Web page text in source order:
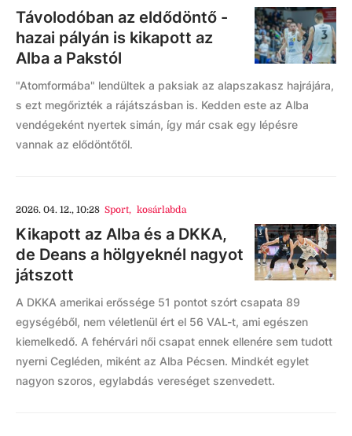
Távolodóban az eldődöntő -
hazai pályán is kikapott az
Alba a Pakstól
"Atomformába" lendültek a paksiak az alapszakasz hajrájára,
s ezt megőrizték a rájátszásban is. Kedden este az Alba
vendégeként nyertek simán, így már csak egy lépésre
vannak az elődöntőtől.
2026. 04. 12., 10:28 Sport, kosárlabda
Kikapott az Alba és a DKKA,
de Deans a hölgyeknél nagyot
játszott
A DKKA amerikai erőssége 51 pontot szórt csapata 89
egységéből, nem véletlenül ért el 56 VAL-t, ami egészen
kiemelkedő. A fehérvári női csapat ennek ellenére sem tudott
nyerni Cegléden, miként az Alba Pécsen. Mindkét egylet
nagyon szoros, egylabdás vereséget szenvedett.